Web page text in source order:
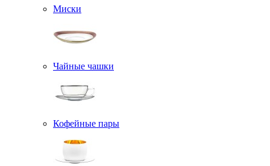
Миски
Чайные чашки
Кофейные пары